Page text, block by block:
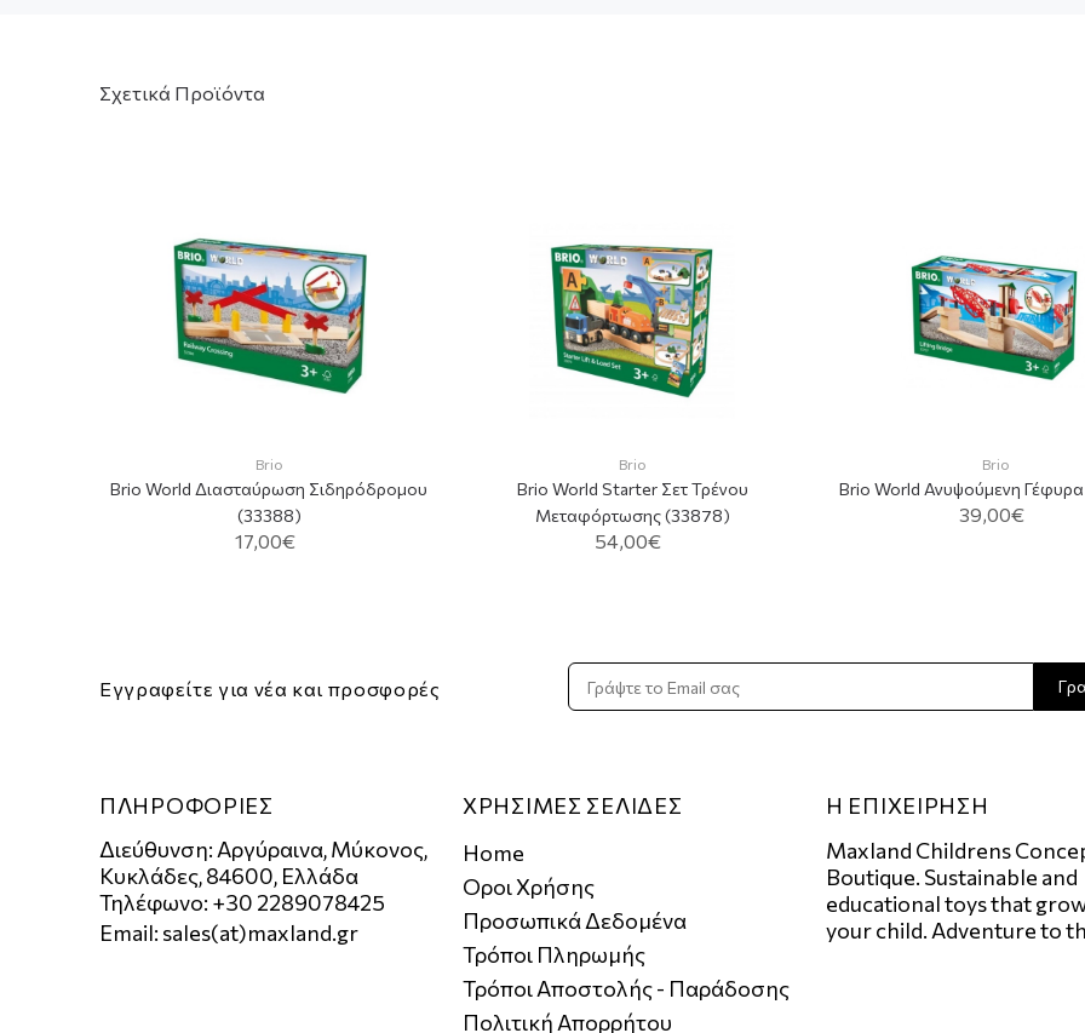
Σχετικά Προϊόντα
Brio
Brio World Διασταύρωση Σιδηρόδρομου
(33388)
17,00€
Brio
Brio World Starter Σετ Τρένου
Μεταφόρτωσης (33878)
54,00€
Brio
Brio World Ανυψούμενη
39,00€
Εγγραφείτε για νέα και προσφορές
ΠΛΗΡΟΦΟΡΙΕΣ
Διεύθυνση: Αργύραινα, Μύκονος,
Κυκλάδες, 84600, Ελλάδα
Τηλέφωνο: +30 2289078425
Email: sales(at)maxland.gr
ΧΡΗΣΙΜΕΣ ΣΕΛΙΔΕΣ
Home
Οροι Χρήσης
Προσωπικά Δεδομένα
Τρόποι Πληρωμής
Τρόποι Αποστολής - Παράδοσης
Πολιτική Απορρήτου
Η ΕΠΙΧΕΙΡΗΣΗ
Maxland Childrens
Boutique. Sustainable and
educational toys that
your child. Adventure to